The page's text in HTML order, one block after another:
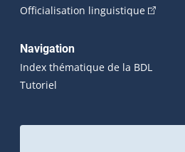
Officialisation linguistique(Cet
Navigation
Index thématique de la BDL
Tutoriel